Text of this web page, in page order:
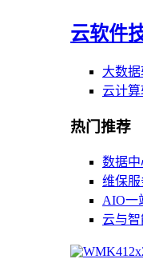
云软件
大数
云计
热门推荐
数据
维保服
AIO一
云与